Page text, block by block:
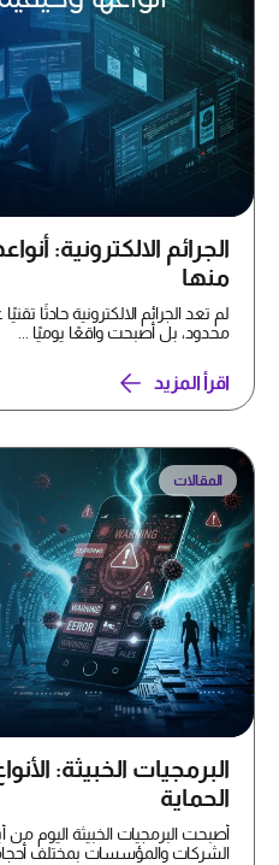
الجرائم الالكترونية:
منها
لم تعد الجرائم الالكترونية حادثًا
محدود، بل أصبحت واقعًا يوميًا ...
اقرأ المزيد
المقالات
البرمجيات الخبيثة:
الحماية
أصبحت البرمجيات الخبيثة اليوم من
الشركات والمؤسسات بمختلف